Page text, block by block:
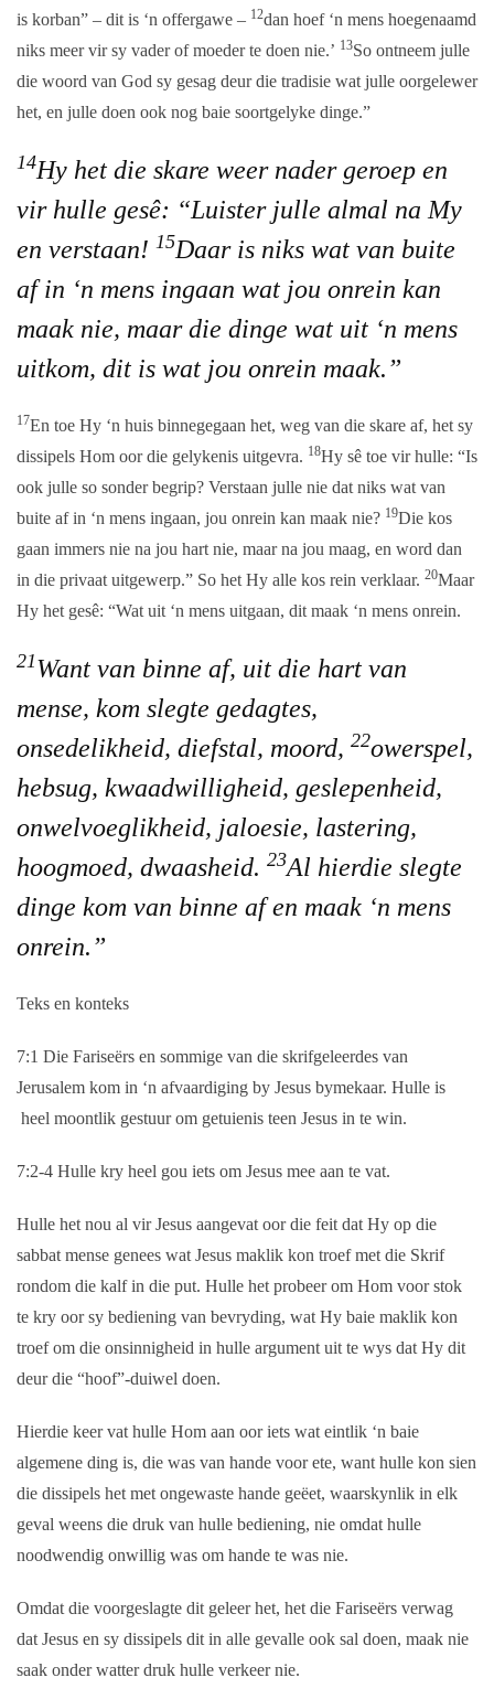
is korban” – dit is ‘n offergawe – 12dan hoef ‘n mens hoegenaamd
niks meer vir sy vader of moeder te doen nie.’ 13So ontneem julle
die woord van God sy gesag deur die tradisie wat julle oorgelewer
het, en julle doen ook nog baie soortgelyke dinge.”
14Hy het die skare weer nader geroep en
vir hulle gesê: “Luister julle almal na My
en verstaan! 15Daar is niks wat van buite
af in ‘n mens ingaan wat jou onrein kan
maak nie, maar die dinge wat uit ‘n mens
uitkom, dit is wat jou onrein maak.”
17En toe Hy ‘n huis binnegegaan het, weg van die skare af, het sy
dissipels Hom oor die gelykenis uitgevra. 18Hy sê toe vir hulle: “Is
ook julle so sonder begrip? Verstaan julle nie dat niks wat van
buite af in ‘n mens ingaan, jou onrein kan maak nie? 19Die kos
gaan immers nie na jou hart nie, maar na jou maag, en word dan
in die privaat uitgewerp.” So het Hy alle kos rein verklaar. 20Maar
Hy het gesê: “Wat uit ‘n mens uitgaan, dit maak ‘n mens onrein.
21Want van binne af, uit die hart van
mense, kom slegte gedagtes,
onsedelikheid, diefstal, moord, 22owerspel,
hebsug, kwaadwilligheid, geslepenheid,
onwelvoeglikheid, jaloesie, lastering,
hoogmoed, dwaasheid. 23Al hierdie slegte
dinge kom van binne af en maak ‘n mens
onrein.”
Teks en konteks
7:1 Die Fariseërs en sommige van die skrifgeleerdes van
Jerusalem kom in ‘n afvaardiging by Jesus bymekaar. Hulle is
heel moontlik gestuur om getuienis teen Jesus in te win.
7:2-4 Hulle kry heel gou iets om Jesus mee aan te vat.
Hulle het nou al vir Jesus aangevat oor die feit dat Hy op die
sabbat mense genees wat Jesus maklik kon troef met die Skrif
rondom die kalf in die put. Hulle het probeer om Hom voor stok
te kry oor sy bediening van bevryding, wat Hy baie maklik kon
troef om die onsinnigheid in hulle argument uit te wys dat Hy dit
deur die “hoof”-duiwel doen.
Hierdie keer vat hulle Hom aan oor iets wat eintlik ‘n baie
algemene ding is, die was van hande voor ete, want hulle kon sien
die dissipels het met ongewaste hande geëet, waarskynlik in elk
geval weens die druk van hulle bediening, nie omdat hulle
noodwendig onwillig was om hande te was nie.
Omdat die voorgeslagte dit geleer het, het die Fariseërs verwag
dat Jesus en sy dissipels dit in alle gevalle ook sal doen, maak nie
saak onder watter druk hulle verkeer nie.